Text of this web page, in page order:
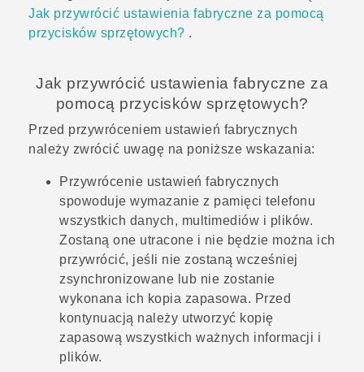
Jak przywrócić ustawienia fabryczne za pomocą
przycisków sprzętowych? .
Jak przywrócić ustawienia fabryczne za
pomocą przycisków sprzętowych?
Przed przywróceniem ustawień fabrycznych
należy zwrócić uwagę na poniższe wskazania:
Przywrócenie ustawień fabrycznych
spowoduje wymazanie z pamięci telefonu
wszystkich danych, multimediów i plików.
Zostaną one utracone i nie będzie można ich
przywrócić, jeśli nie zostaną wcześniej
zsynchronizowane lub nie zostanie
wykonana ich kopia zapasowa. Przed
kontynuacją należy utworzyć kopię
zapasową wszystkich ważnych informacji i
plików.